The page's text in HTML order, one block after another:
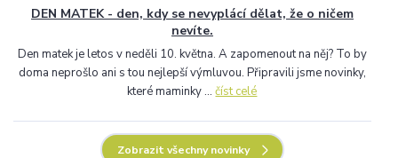
DEN MATEK - den, kdy se nevyplácí dělat, že o ničem
nevíte.
Den matek je letos v neděli 10. května. A zapomenout na něj? To by
doma neprošlo ani s tou nejlepší výmluvou. Připravili jsme novinky,
které maminky ...číst celé
Zobrazit všechny novinky